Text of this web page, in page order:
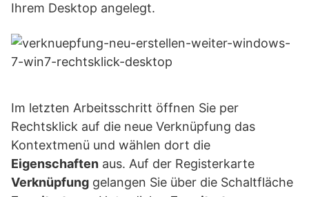
Ihrem Desktop angelegt.
Im letzten Arbeitsschritt öffnen Sie per
Rechtsklick auf die neue Verknüpfung das
Kontextmenü und wählen dort die
Eigenschaften aus. Auf der Registerkarte
Verknüpfung gelangen Sie über die Schaltfläche